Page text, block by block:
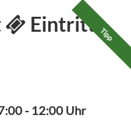
Eintritt Tipp
- 12:00 Uhr